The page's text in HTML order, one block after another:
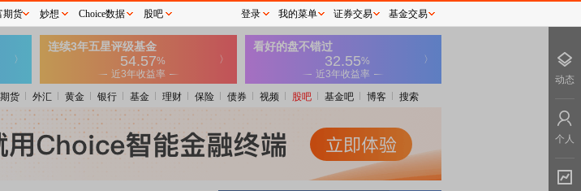
期货 外汇 黄金 银行 基金 理财 保险 债券 视频 股吧 基金吧 博客 搜索
期货 妙想 Choice数据 股吧 登录 我的菜单 证券交易 基金交易
动态
个人